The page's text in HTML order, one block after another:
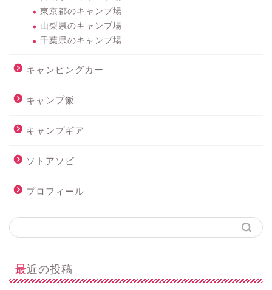
東京都のキャンプ場
山梨県のキャンプ場
千葉県のキャンプ場
キャンピングカー
キャンプ飯
キャンプギア
ソトアソビ
プロフィール
最近の投稿